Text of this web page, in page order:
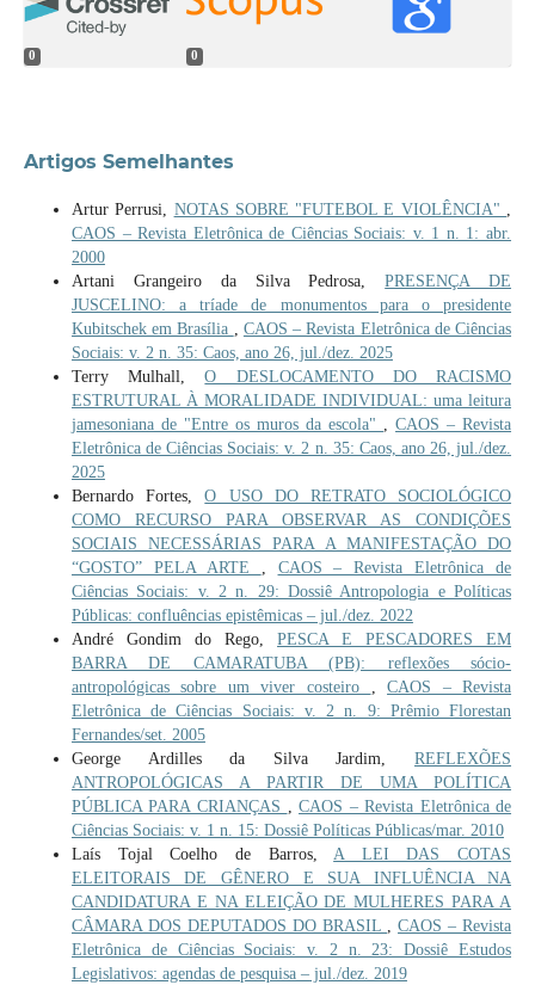
0 0
Artigos Semelhantes
Artur Perrusi, NOTAS SOBRE "FUTEBOL E VIOLÊNCIA" ,
CAOS – Revista Eletrônica de Ciências Sociais: v. 1 n. 1: abr.
2000
Artani Grangeiro da Silva Pedrosa,PRESENÇA DE
JUSCELINO: a tríade de monumentos para o presidente
Kubitschek em Brasília , CAOS – Revista Eletrônica de Ciências
Sociais: v. 2 n. 35: Caos, ano 26, jul./dez. 2025
Terry Mulhall,O DESLOCAMENTO DO RACISMO
ESTRUTURAL À MORALIDADE INDIVIDUAL: uma leitura
jamesoniana de "Entre os muros da escola" ,CAOS – Revista
Eletrônica de Ciências Sociais: v. 2 n. 35: Caos, ano 26, jul./dez.
2025
Bernardo Fortes,O USO DO RETRATO SOCIOLÓGICO
COMO RECURSO PARA OBSERVAR AS CONDIÇÕES
SOCIAIS NECESSÁRIAS PARA A MANIFESTAÇÃO DO
“GOSTO” PELA ARTE , CAOS – Revista Eletrônica de
Ciências Sociais: v. 2 n. 29: Dossiê Antropologia e Políticas
Públicas: confluências epistêmicas – jul./dez. 2022
André Gondim do Rego,PESCA E PESCADORES EM
BARRA DE CAMARATUBA (PB): reflexões sócio-
antropológicas sobre um viver costeiro ,CAOS – Revista
Eletrônica de Ciências Sociais: v. 2 n. 9: Prêmio Florestan
Fernandes/set. 2005
George Ardilles da Silva Jardim,REFLEXÕES
ANTROPOLÓGICAS A PARTIR DE UMA POLÍTICA
PÚBLICA PARA CRIANÇAS ,CAOS – Revista Eletrônica de
Ciências Sociais: v. 1 n. 15: Dossiê Políticas Públicas/mar. 2010
Laís Tojal Coelho de Barros,A LEI DAS COTAS
ELEITORAIS DE GÊNERO E SUA INFLUÊNCIA NA
CANDIDATURA E NA ELEIÇÃO DE MULHERES PARA A
CÂMARA DOS DEPUTADOS DO BRASIL ,CAOS – Revista
Eletrônica de Ciências Sociais: v. 2 n. 23: Dossiê Estudos
Legislativos: agendas de pesquisa – jul./dez. 2019